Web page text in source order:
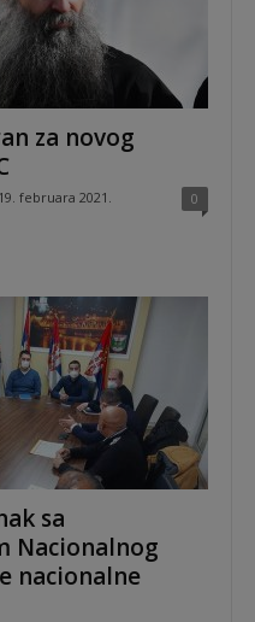
za novog
19. februara 2021. 0
sa
Nacionalnog
nacionalne